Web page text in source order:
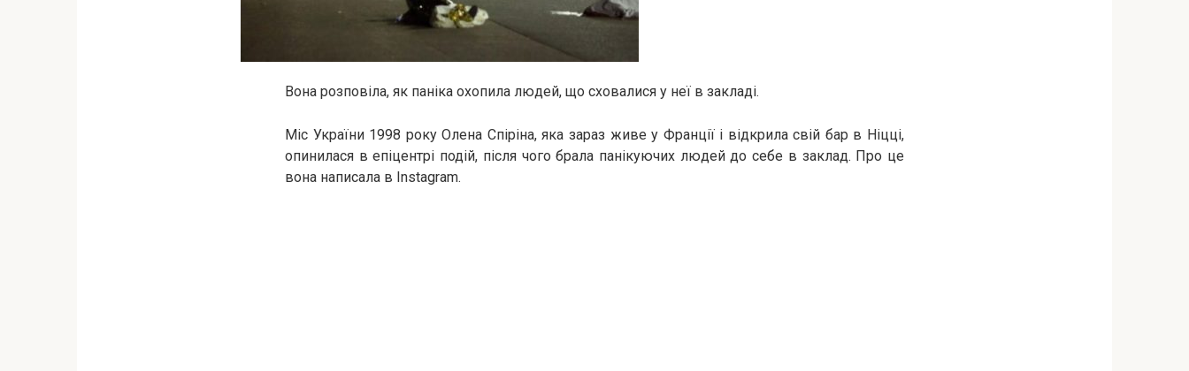
Вона розповіла, як паніка охопила людей, що сховалися у неї в закладі.
Міс України 1998 року Олена Спіріна, яка зараз живе у Франції і відкрила свій бар в Ніцці,
опинилася в епіцентрі подій, після чого брала панікуючих людей до себе в заклад. Про це
вона написала в Instagram.